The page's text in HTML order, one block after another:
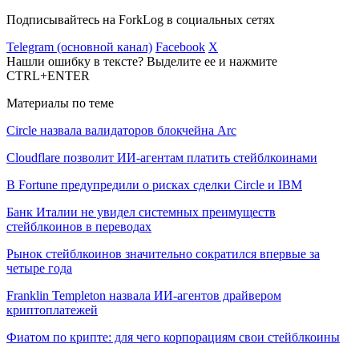
Подписывайтесь на ForkLog в социальных сетях
Telegram (основной канал) Facebook X
Нашли ошибку в тексте? Выделите ее и нажмите
CTRL+ENTER
Материалы по теме
Circle назвала валидаторов блокчейна Arc
Cloudflare позволит ИИ-агентам платить стейблкоинами
В Fortune предупредили о рисках сделки Circle и IBM
Банк Италии не увидел системных преимуществ
стейблкоинов в переводах
Рынок стейблкоинов значительно сократился впервые за
четыре года
Franklin Templeton назвала ИИ-агентов драйвером
криптоплатежей
Фиатом по крипте: для чего корпорациям свои стейблкоины